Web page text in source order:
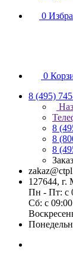
0
0
8 (495)
8
8
8
127644,
Пн - Пт: с
Сб: с